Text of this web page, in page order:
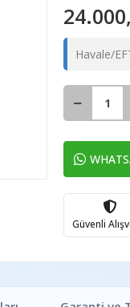
Havale/
Güvenli